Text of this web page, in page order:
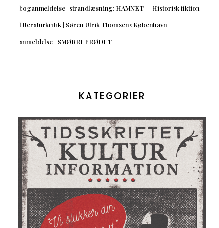
boganmeldelse | strandlæsning: HAMNET — Historisk fiktion
litteraturkritik | Søren Ulrik Thomsens København
anmeldelse | SMØRREBRØDET
KATEGORIER